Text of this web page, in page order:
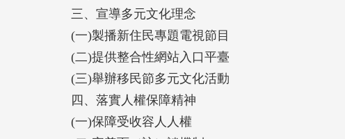
三、宣導多元文化理念
(一)製播新住民專題電視節目
(二)提供整合性網站入口平臺
(三)舉辦移民節多元文化活動
四、落實人權保障精神
(一)保障受收容人人權